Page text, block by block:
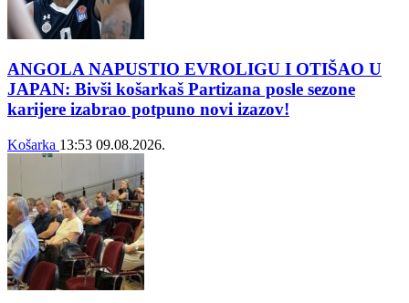
ANGOLA NAPUSTIO EVROLIGU I OTIŠAO U
JAPAN: Bivši košarkaš Partizana posle sezone
karijere izabrao potpuno novi izazov!
Košarka 13:53 09.08.2026.